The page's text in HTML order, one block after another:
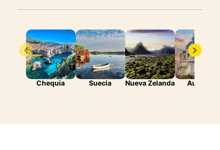
Chequia Suecia Nueva Zelanda Austria